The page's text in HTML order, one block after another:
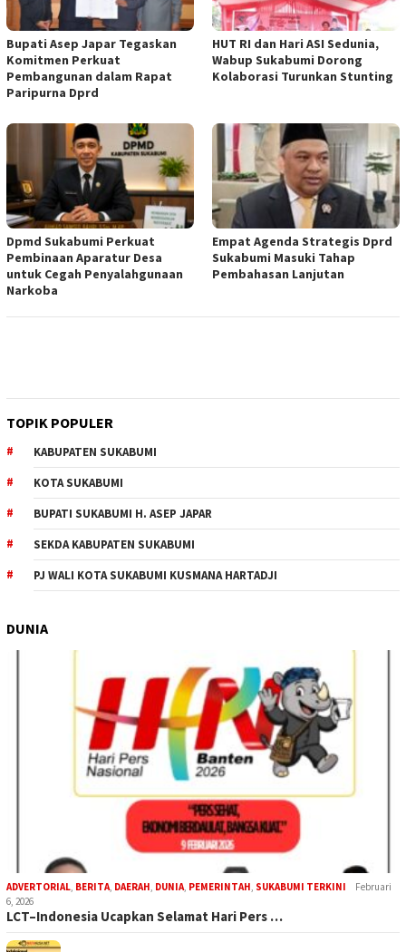
Bupati Asep Japar Tegaskan
Komitmen Perkuat
Pembangunan dalam Rapat
Paripurna Dprd
HUT RI dan Hari ASI Sedunia,
Wabup Sukabumi Dorong
Kolaborasi Turunkan Stunting
Dpmd Sukabumi Perkuat
Pembinaan Aparatur Desa
untuk Cegah Penyalahgunaan
Narkoba
Empat Agenda Strategis Dprd
Sukabumi Masuki Tahap
Pembahasan Lanjutan
TOPIK POPULER
KABUPATEN SUKABUMI
KOTA SUKABUMI
BUPATI SUKABUMI H. ASEP JAPAR
SEKDA KABUPATEN SUKABUMI
PJ WALI KOTA SUKABUMI KUSMANA HARTADJI
DUNIA
ADVERTORIAL, BERITA, DAERAH, DUNIA, PEMERINTAH, SUKABUMI TERKINI
Februari
6, 2026
LCT–Indonesia Ucapkan Selamat Hari Pers …